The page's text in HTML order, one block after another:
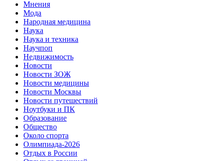
Мнения
Мода
Народная медицина
Наука
Наука и техника
Научпоп
Недвижимость
Новости
Новости ЗОЖ
Новости медицины
Новости Москвы
Новости путешествий
Ноутбуки и ПК
Образование
Общество
Около спорта
Олимпиада-2026
Отдых в России